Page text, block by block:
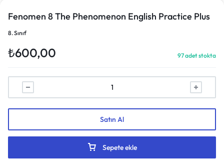
Fenomen 8 The Phenomenon English Practice Plus
8. Sınıf
₺600,00 97 adet stokta
Sepete ekle
Satın Al